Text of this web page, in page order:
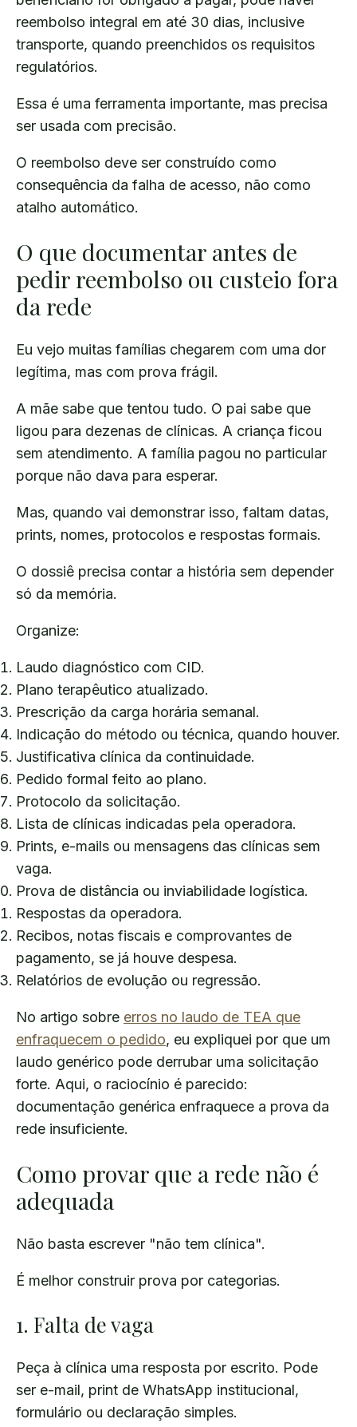
reembolso integral em até 30 dias, inclusive
transporte, quando preenchidos os requisitos
regulatórios.
Essa é uma ferramenta importante, mas precisa
ser usada com precisão.
O reembolso deve ser construído como
consequência da falha de acesso, não como
atalho automático.
O que documentar antes de
pedir reembolso ou custeio fora
da rede
Eu vejo muitas famílias chegarem com uma dor
legítima, mas com prova frágil.
A mãe sabe que tentou tudo. O pai sabe que
ligou para dezenas de clínicas. A criança ficou
sem atendimento. A família pagou no particular
porque não dava para esperar.
Mas, quando vai demonstrar isso, faltam datas,
prints, nomes, protocolos e respostas formais.
O dossiê precisa contar a história sem depender
só da memória.
Organize:
Laudo diagnóstico com CID.
Plano terapêutico atualizado.
Prescrição da carga horária semanal.
Indicação do método ou técnica, quando houver.
Justificativa clínica da continuidade.
Pedido formal feito ao plano.
Protocolo da solicitação.
Lista de clínicas indicadas pela operadora.
Prints, e-mails ou mensagens das clínicas sem
vaga.
Prova de distância ou inviabilidade logística.
Respostas da operadora.
Recibos, notas fiscais e comprovantes de
pagamento, se já houve despesa.
Relatórios de evolução ou regressão.
No artigo sobre erros no laudo de TEA que
enfraquecem o pedido, eu expliquei por que um
laudo genérico pode derrubar uma solicitação
forte. Aqui, o raciocínio é parecido:
documentação genérica enfraquece a prova da
rede insuficiente.
Como provar que a rede não é
adequada
Não basta escrever "não tem clínica".
É melhor construir prova por categorias.
1. Falta de vaga
Peça à clínica uma resposta por escrito. Pode
ser e-mail, print de WhatsApp institucional,
formulário ou declaração simples.